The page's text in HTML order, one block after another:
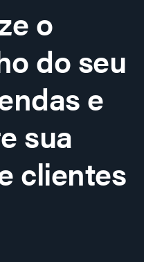
o
do seu
e
sua
clientes